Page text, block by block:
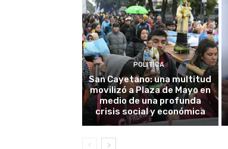
POLITICA
San Cayetano: una multitud
movilizó a Plaza de Mayo en
medio de una profunda
crisis social y económica